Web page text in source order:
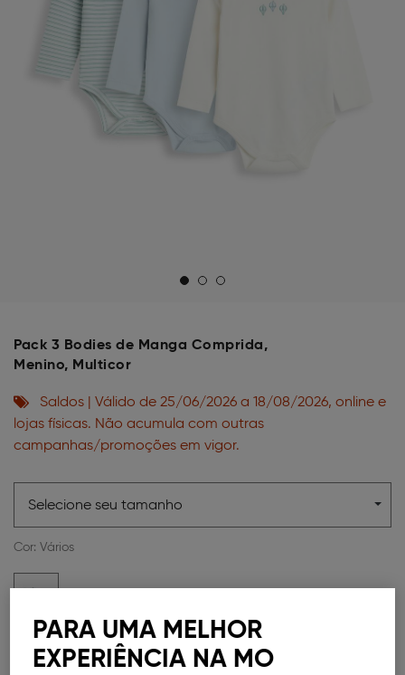
Pack 3 Bodies de Manga Comprida,
Menino, Multicor
Saldos | Válido de 25/06/2026 a 18/08/2026, online e
lojas físicas. Não acumula com outras
campanhas/promoções em vigor.
Selecione seu tamanho
Cor: Vários
Métodos de Pagamento Disponíveis
PARA UMA MELHOR
EXPERIÊNCIA NA MO